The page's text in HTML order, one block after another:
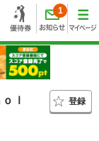
1
ｌ
登録